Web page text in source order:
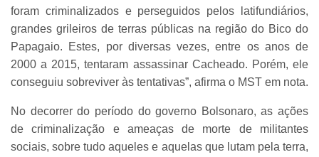
foram criminalizados e perseguidos pelos latifundiários,
grandes grileiros de terras públicas na região do Bico do
Papagaio. Estes, por diversas vezes, entre os anos de
2000 a 2015, tentaram assassinar Cacheado. Porém, ele
conseguiu sobreviver às tentativas”, afirma o MST em nota.
No decorrer do período do governo Bolsonaro, as ações
de criminalização e ameaças de morte de militantes
sociais, sobre tudo aqueles e aquelas que lutam pela terra,